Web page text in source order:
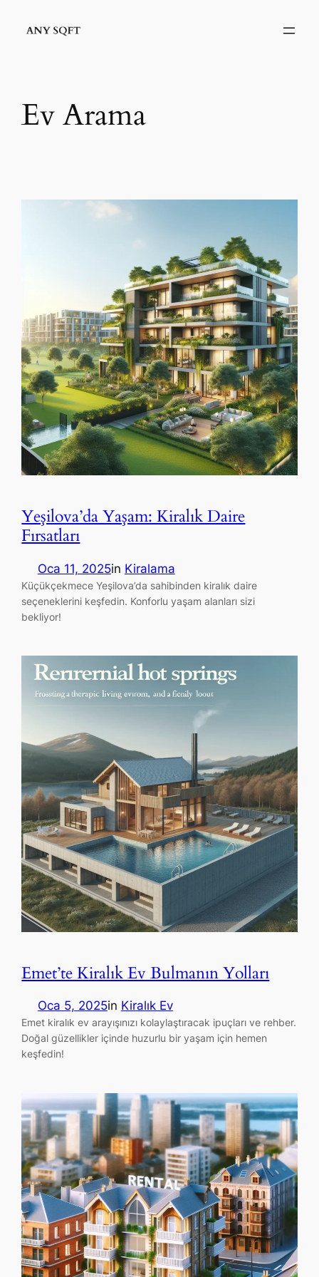
Ev Arama
Yeşilova’da Yaşam: Kiralık Daire
Fırsatları
Oca 11, 2025in Kiralama
Küçükçekmece Yeşilova’da sahibinden kiralık daire
seçeneklerini keşfedin. Konforlu yaşam alanları sizi
bekliyor!
Emet’te Kiralık Ev Bulmanın Yolları
Oca 5, 2025in Kiralık Ev
Emet kiralık ev arayışınızı kolaylaştıracak ipuçları ve rehber.
Doğal güzellikler içinde huzurlu bir yaşam için hemen
keşfedin!